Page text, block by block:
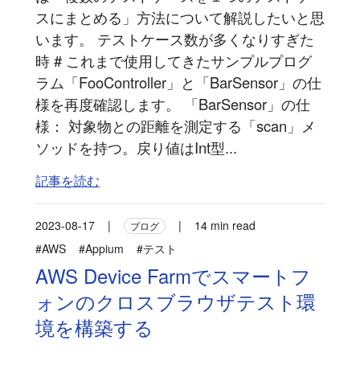
スにまとめる」方法について解説したいと思
います。 テストケース数が多くなりすぎた
時 # これまで使用してきたサンプルプログ
ラム「FooController」と「BarSensor」の仕
様を再度確認します。 「BarSensor」の仕
様： 対象物との距離を測定する「scan」メ
ソッドを持つ。戻り値はInt型...
記事を読む
2023-08-17 | ブログ |
14 min read
#AWS
#Appium #テスト
AWS Device Farmでスマートフ
ォンのクロスブラウザテスト環
境を構築する